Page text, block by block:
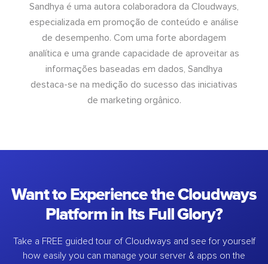
Sandhya é uma autora colaboradora da Cloudways,
especializada em promoção de conteúdo e análise
de desempenho. Com uma forte abordagem
analítica e uma grande capacidade de aproveitar as
informações baseadas em dados, Sandhya
destaca-se na medição do sucesso das iniciativas
de marketing orgânico.
Want to Experience the Cloudways
Platform in Its Full Glory?
Take a FREE guided tour of Cloudways and see for yourself
how easily you can manage your server & apps on the